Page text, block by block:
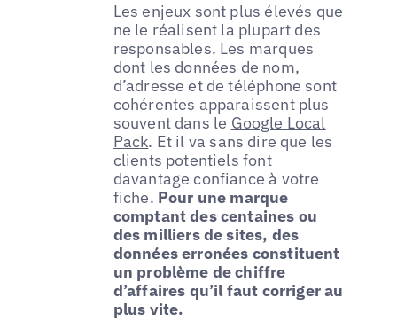
Les enjeux sont plus élevés que
ne le réalisent la plupart des
responsables. Les marques
dont les données de nom,
d’adresse et de téléphone sont
cohérentes apparaissent plus
souvent dans le Google Local
Pack. Et il va sans dire que les
clients potentiels font
davantage confiance à votre
fiche. Pour une marque
comptant des centaines ou
des milliers de sites, des
données erronées constituent
un problème de chiffre
d’affaires qu’il faut corriger au
plus vite.